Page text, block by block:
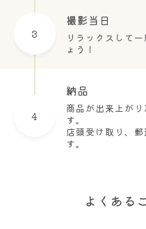
3
撮影当日
リラックスして
ょう！
4
納品
商品が出来上が
す。
店頭受け取り、
す。
よくある